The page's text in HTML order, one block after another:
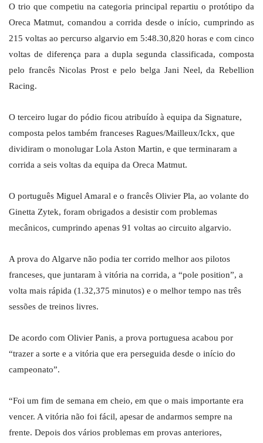
O trio que competiu na categoria principal repartiu o protótipo da
Oreca Matmut, comandou a corrida desde o início, cumprindo as
215 voltas ao percurso algarvio em 5:48.30,820 horas e com cinco
voltas de diferença para a dupla segunda classificada, composta
pelo francês Nicolas Prost e pelo belga Jani Neel, da Rebellion
Racing.
O terceiro lugar do pódio ficou atribuído à equipa da Signature,
composta pelos também franceses Ragues/Mailleux/Ickx, que
dividiram o monolugar Lola Aston Martin, e que terminaram a
corrida a seis voltas da equipa da Oreca Matmut.
O português Miguel Amaral e o francês Olivier Pla, ao volante do
Ginetta Zytek, foram obrigados a desistir com problemas
mecânicos, cumprindo apenas 91 voltas ao circuito algarvio.
A prova do Algarve não podia ter corrido melhor aos pilotos
franceses, que juntaram à vitória na corrida, a “pole position”, a
volta mais rápida (1.32,375 minutos) e o melhor tempo nas três
sessões de treinos livres.
De acordo com Olivier Panis, a prova portuguesa acabou por
“trazer a sorte e a vitória que era perseguida desde o início do
campeonato”.
“Foi um fim de semana em cheio, em que o mais importante era
vencer. A vitória não foi fácil, apesar de andarmos sempre na
frente. Depois dos vários problemas em provas anteriores,